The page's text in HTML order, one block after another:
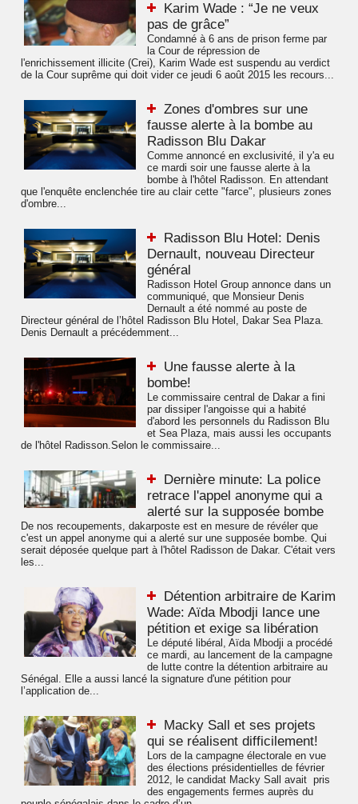
Karim Wade : “Je ne veux
pas de grâce”
Condamné à 6 ans de prison ferme par
la Cour de répression de
l'enrichissement illicite (Crei), Karim Wade est suspendu au verdict
de la Cour suprême qui doit vider ce jeudi 6 août 2015 les recours...
Zones d'ombres sur une
fausse alerte à la bombe au
Radisson Blu Dakar
Comme annoncé en exclusivité, il y'a eu
ce mardi soir une fausse alerte à la
bombe à l'hôtel Radisson. En attendant
que l'enquête enclenchée tire au clair cette "farce", plusieurs zones
d'ombre...
Radisson Blu Hotel: Denis
Dernault, nouveau Directeur
général
Radisson Hotel Group annonce dans un
communiqué, que Monsieur Denis
Dernault a été nommé au poste de
Directeur général de l’hôtel Radisson Blu Hotel, Dakar Sea Plaza.
Denis Dernault a précédemment...
Une fausse alerte à la
bombe!
Le commissaire central de Dakar a fini
par dissiper l'angoisse qui a habité
d'abord les personnels du Radisson Blu
et Sea Plaza, mais aussi les occupants
de l'hôtel Radisson.Selon le commissaire...
Dernière minute: La police
retrace l'appel anonyme qui a
alerté sur la supposée bombe
De nos recoupements, dakarposte est en mesure de révéler que
c'est un appel anonyme qui a alerté sur une supposée bombe. Qui
serait déposée quelque part à l'hôtel Radisson de Dakar. C'était vers
les...
Détention arbitraire de Karim
Wade: Aïda Mbodji lance une
pétition et exige sa libération
Le député libéral, Aïda Mbodji a procédé
ce mardi, au lancement de la campagne
de lutte contre la détention arbitraire au
Sénégal. Elle a aussi lancé la signature d'une pétition pour
l’application de...
Macky Sall et ses projets
qui se réalisent difficilement!
Lors de la campagne électorale en vue
des élections présidentielles de février
2012, le candidat Macky Sall avait pris
des engagements fermes auprès du